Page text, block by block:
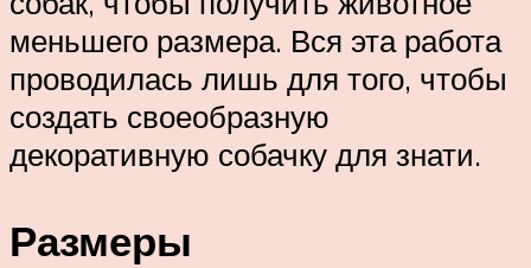
меньшего размера. Вся эта работа
проводилась лишь для того, чтобы
создать своеобразную
декоративную собачку для знати.
Размеры